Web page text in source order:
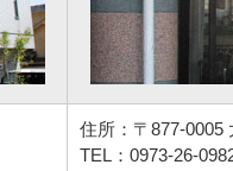
住所：〒877-0005
TEL：0973-26-